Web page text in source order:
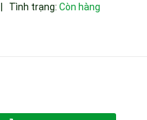
Tình trạng: Còn hàng